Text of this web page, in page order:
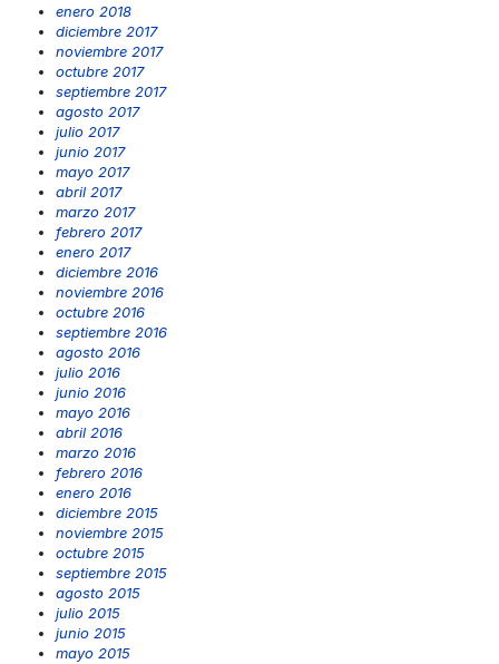
enero 2018
diciembre 2017
noviembre 2017
octubre 2017
septiembre 2017
agosto 2017
julio 2017
junio 2017
mayo 2017
abril 2017
marzo 2017
febrero 2017
enero 2017
diciembre 2016
noviembre 2016
octubre 2016
septiembre 2016
agosto 2016
julio 2016
junio 2016
mayo 2016
abril 2016
marzo 2016
febrero 2016
enero 2016
diciembre 2015
noviembre 2015
octubre 2015
septiembre 2015
agosto 2015
julio 2015
junio 2015
mayo 2015